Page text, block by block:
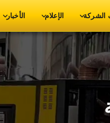
الشركة الإعلام الأخبار